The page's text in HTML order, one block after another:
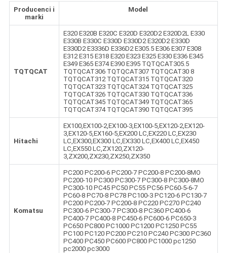
Producenci i
marki
Model
TQTQCAT
E320 E320B E320C E320D E320D2 E320D2L E330
E330B E330C E330D E330D2 E320D2 E330D
E330D2 E3336D E336D2 E305.5 E306 E307 E308
E312 E315 E318 E320 E323 E325 E330 E336 E345
E349 E365 E374 E390 E395 TQTQCAT305.5
TQTQCAT306 TQTQCAT307 TQTQCAT30 8
TQTQCAT312 TQTQCAT315 TQTQCAT320
TQTQCAT323 TQTQCAT324 TQTQCAT325
TQTQCAT326 TQTQCAT330 TQTQCAT336
TQTQCAT345 TQTQCAT349 TQTQCAT365
TQTQCAT374 TQTQCAT390 TQTQCAT395
Hitachi
EX100,EX100-2,EX100-3,EX100-5,EX120-2,EX120-
3,EX120-5,EX160-5,EX200 LC,EX220 LC,EX230
LC,EX300,EX300 LC,EX330 LC,EX400 LC,EX450
LC,EX550 LC,ZX120,ZX120-
3,ZX200,ZX230,ZX250,ZX350
Komatsu
PC200 PC200-6 PC200-7 PC200-8 PC200-8MO
PC200-10 PC300 PC300-7 PC300-8 PC300-8MO
PC300-10 PC45 PC50 PC55 PC56 PC60-5-6-7
PC60-8 PC70-8 PC78 PC100-3 PC120-6 PC130-7
PC200 PC200-7 PC200-8 PC220 PC270 PC240
PC300-6 PC300-7 PC300-8 PC360 PC400-6
PC400-7 PC400-8 PC450-6 PC600-6 PC650-3
PC650 PC800 PC1000 PC1200 PC1250 PC55
PC100 PC120 PC200 PC210 PC240 PC300 PC360
PC400 PC450 PC600 PC800 PC1000 pc1250
pc2000 pc3000